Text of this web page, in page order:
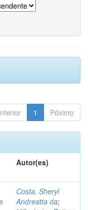
1 Póximo
Autor(es)
Costa, Sheryl
Andreatta da;